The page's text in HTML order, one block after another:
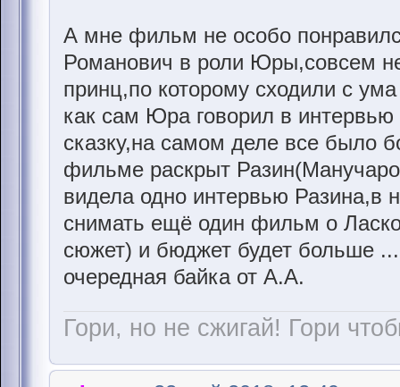
А мне фильм не особо
Романович в роли Юры,совсем
принц,по которому сходили с
как сам Юра говорил в
сказку,на самом деле все было
фильме раскрыт
видела одно интервью Разина,в
снимать ещё один фильм о
сюжет) и бюджет будет больше
очередная байка от А.А.
Гори, но не сжигай! Гори